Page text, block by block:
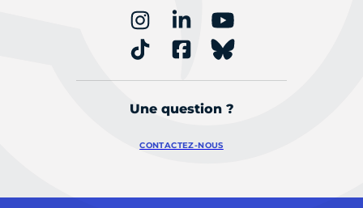
Une question ?
CONTACTEZ-NOUS